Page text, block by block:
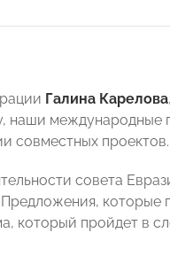
Галина Карелова
наши
совместных проектов.
совета
которые
который пройдет в